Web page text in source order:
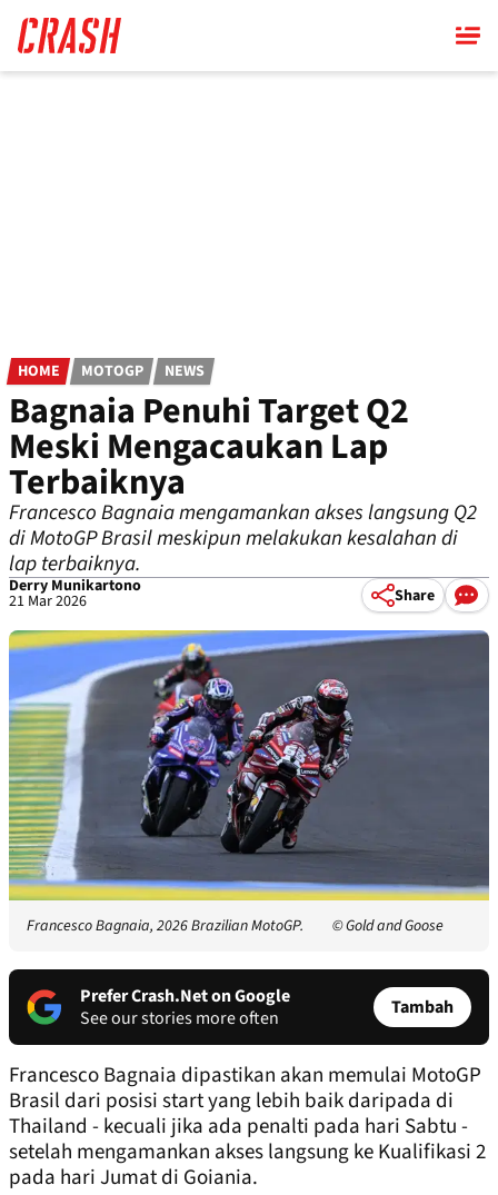
main
content
HOME MOTOGP NEWS
Bagnaia Penuhi Target Q2
Meski Mengacaukan Lap
Terbaiknya
Francesco Bagnaia mengamankan akses langsung Q2
di MotoGP Brasil meskipun melakukan kesalahan di
lap terbaiknya.
Derry Munikartono
21 Mar 2026 Share
Francesco Bagnaia, 2026 Brazilian MotoGP. © Gold and Goose
Prefer Crash.Net on Google
See our stories more often
Tambah
Francesco Bagnaia dipastikan akan memulai MotoGP
Brasil dari posisi start yang lebih baik daripada di
Thailand - kecuali jika ada penalti pada hari Sabtu -
setelah mengamankan akses langsung ke Kualifikasi 2
pada hari Jumat di Goiania.